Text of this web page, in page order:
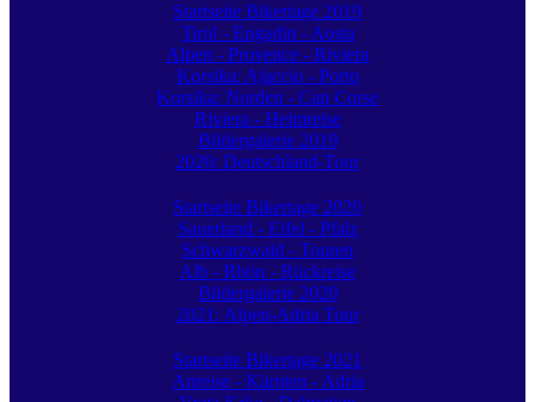
Startseite Bikertage 2019
Tirol - Engadin - Aosta
Alpen - Provence - Riviera
Korsika: Ajaccio - Porto
Korsika: Norden - Cap Corse
Riviera - Heimreise
Bildergalerie 2019
2020: Deutschland-Tour
Startseite Bikertage 2020
Sauerland - Eifel - Pfalz
Schwarzwald - Touren
Alb - Rhön - Rückreise
Bildergalerie 2020
2021: Alpen-Adria Tour
Startseite Bikertage 2021
Anreise - Kärnten - Adria